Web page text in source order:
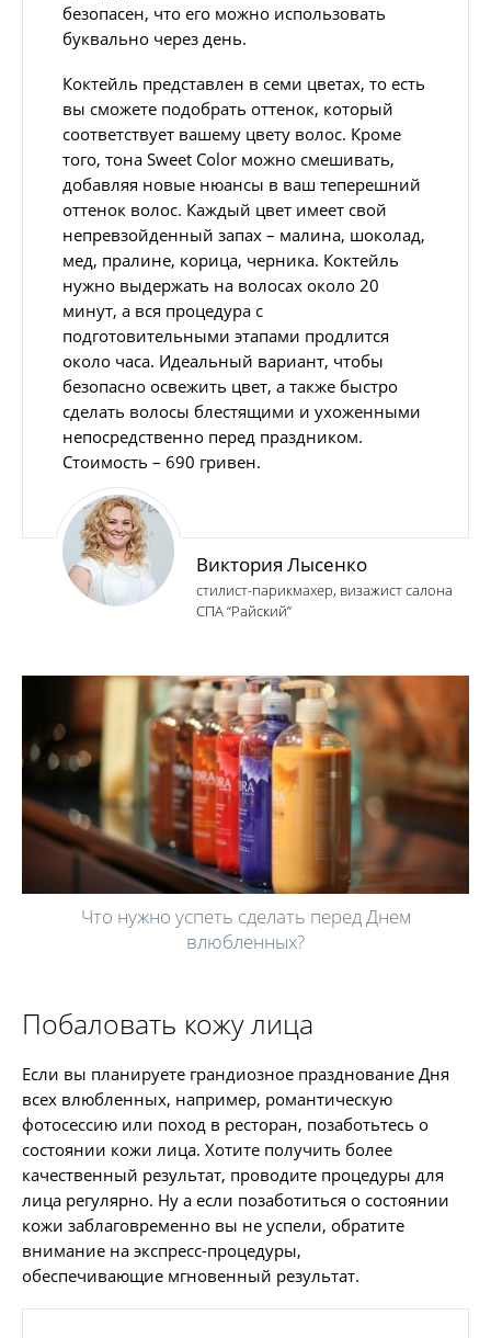
безопасен, что его можно использовать
буквально через день.
Коктейль представлен в семи цветах, то есть
вы сможете подобрать оттенок, который
соответствует вашему цвету волос. Кроме
того, тона Sweet Color можно смешивать,
добавляя новые нюансы в ваш теперешний
оттенок волос. Каждый цвет имеет свой
непревзойденный запах – малина, шоколад,
мед, пралине, корица, черника. Коктейль
нужно выдержать на волосах около 20
минут, а вся процедура с
подготовительными этапами продлится
около часа. Идеальный вариант, чтобы
безопасно освежить цвет, а также быстро
сделать волосы блестящими и ухоженными
непосредственно перед праздником.
Стоимость – 690 гривен.
Виктория Лысенко
стилист-парикмахер, визажист салона
СПА “Райский”
Что нужно успеть сделать перед Днем
влюбленных?
Побаловать кожу лица
Если вы планируете грандиозное празднование Дня
всех влюбленных, например, романтическую
фотосессию или поход в ресторан, позаботьтесь о
состоянии кожи лица. Хотите получить более
качественный результат, проводите процедуры для
лица регулярно. Ну а если позаботиться о состоянии
кожи заблаговременно вы не успели, обратите
внимание на экспресс-процедуры,
обеспечивающие мгновенный результат.